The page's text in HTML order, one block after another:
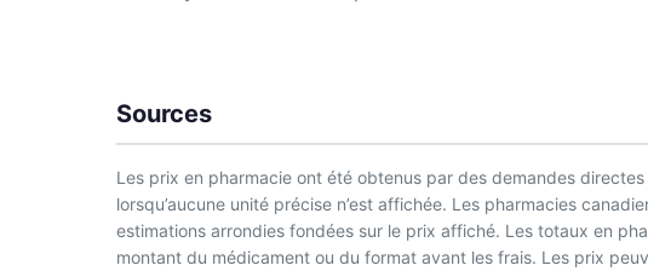
Sources
Les prix en pharmacie ont été obtenus par des demandes
lorsqu’aucune unité précise n’est affichée. Les pharmacies
estimations arrondies fondées sur le prix affiché. Les totaux en
montant du médicament ou du format avant les frais. Les prix